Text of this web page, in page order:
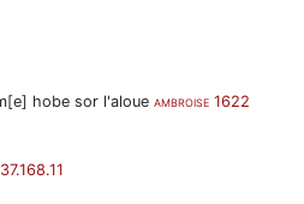
hobe sor l'aloue AMBROISE 1622